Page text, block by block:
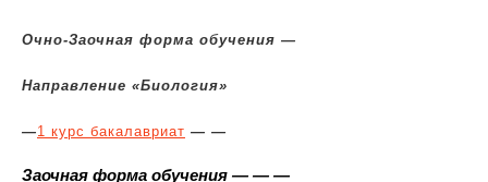
Очно-Заочная форма обучения —
Направление «Биология»
—1 курс бакалавриат — —
Заочная форма обучения — — —